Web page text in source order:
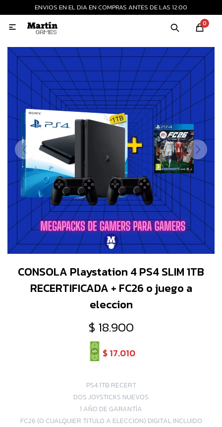
ENVIOS EN EL DIA EN COMPRAS ANTES DE LAS 12:00
0

CONSOLA Playstation 4 PS4 SLIM 1TB
RECERTIFICADA + FC26 o juego a
eleccion
$ 18.900
$17.010
PS4 1TB RECERT
DOS JOYSTICKS NUEVOS
1 AÑO DE GARANTÍA
FC26 (O CUALQUIER TITULO A ELECCION) DIGITAL INCLUIDO
MI CUENTA
Consolas nuevas
Consolas recertificadas
Juegos
Accesorios